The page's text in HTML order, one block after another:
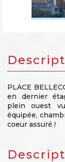
PLACE
en dernier
plein ouest
équipée,
coeur assuré !